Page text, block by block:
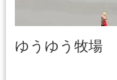
ゆうゆう牧場